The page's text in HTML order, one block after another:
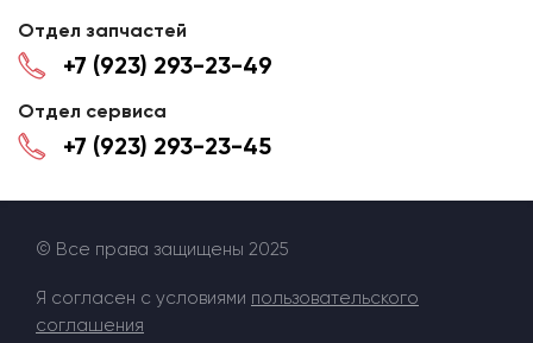
Отдел запчастей
+7 (923) 293-23-49
Отдел сервиса
+7 (923) 293-23-45
© Все права защищены 2025
Я согласен с условиями пользовательского
соглашения